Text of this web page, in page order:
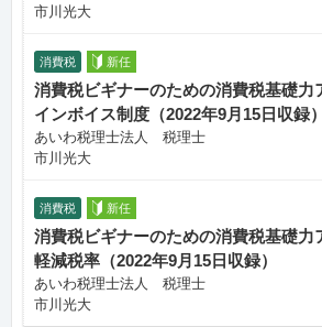
市川光大
消費税 新任
消費税ビギナーのための消費税基礎
インボイス制度（2022年9月15日収録）
あいわ税理士法人 税理士
市川光大
消費税 新任
消費税ビギナーのための消費税基礎
軽減税率（2022年9月15日収録）
あいわ税理士法人 税理士
市川光大